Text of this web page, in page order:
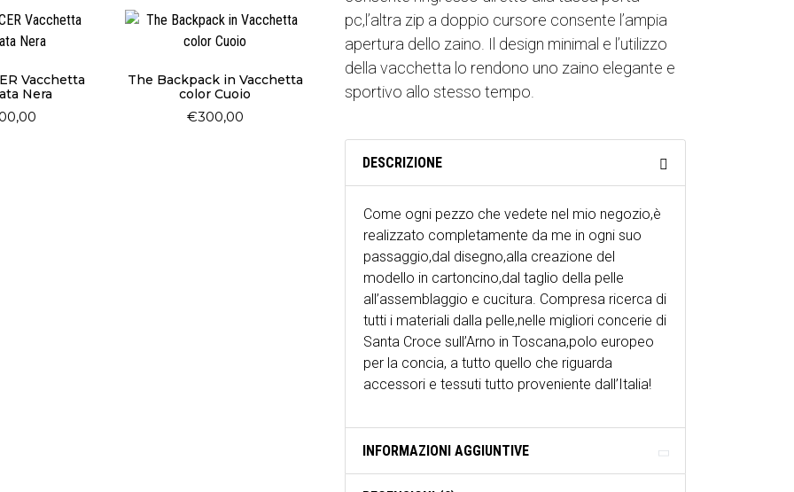
pc,l’altra zip a doppio cursore consente l’ampia
apertura dello zaino. Il design minimal e l’utilizzo
della vacchetta lo rendono uno zaino elegante e
sportivo allo stesso tempo.
DESCRIZIONE
Come ogni pezzo che vedete nel mio negozio,è
realizzato completamente da me in ogni suo
passaggio,dal disegno,alla creazione del
modello in cartoncino,dal taglio della pelle
all’assemblaggio e cucitura. Compresa ricerca di
tutti i materiali dalla pelle,nelle migliori concerie di
Santa Croce sull’Arno in Toscana,polo europeo
per la concia, a tutto quello che riguarda
accessori e tessuti tutto proveniente dall’Italia!
INFORMAZIONI AGGIUNTIVE
Vacchetta
Nera
The Backpack in Vacchetta
color Cuoio
€300,00